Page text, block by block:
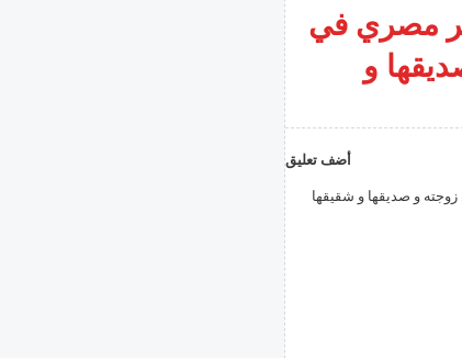
مصري في
و
أضف تعليق